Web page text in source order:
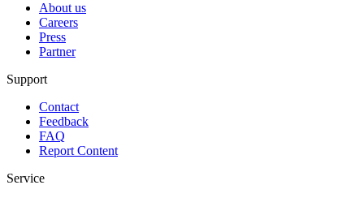
About us
Careers
Press
Partner
Support
Contact
Feedback
FAQ
Report Content
Service